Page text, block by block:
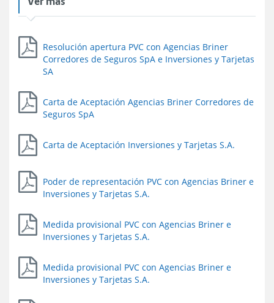
Resolución apertura PVC con Agencias Briner
Corredores de Seguros SpA e Inversiones y Tarjetas
SA
Carta de Aceptación Agencias Briner Corredores de
Seguros SpA
Carta de Aceptación Inversiones y Tarjetas S.A.
Poder de representación PVC con Agencias Briner e
Inversiones y Tarjetas S.A.
Medida provisional PVC con Agencias Briner e
Inversiones y Tarjetas S.A.
Medida provisional PVC con Agencias Briner e
Inversiones y Tarjetas S.A.